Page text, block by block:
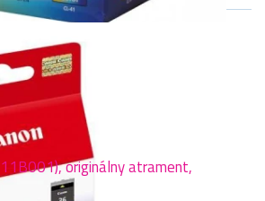
originálny atrament,